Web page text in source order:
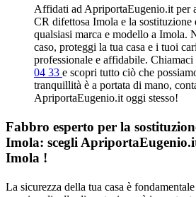
Affidati ad ApriportaEugenio.it per
CR difettosa Imola e la sostituzione
qualsiasi marca e modello a Imola.
caso, proteggi la tua casa e i tuoi
professionale e affidabile. Chiamaci
04 33 e scopri tutto ciò che
tranquillità è a portata di mano,
ApriportaEugenio.it oggi stesso!
Fabbro esperto per la
Imola: scegli
Imola !
La sicurezza della tua casa è